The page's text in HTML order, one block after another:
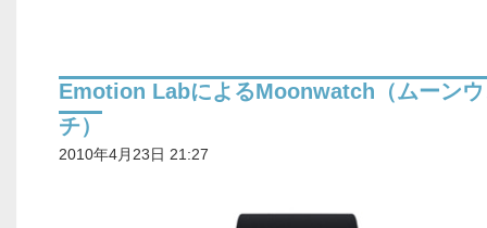
Emotion LabによるMoonwatch（ムーンウ
チ）
2010年4月23日 21:27